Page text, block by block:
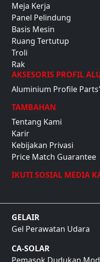
Meja Kerja
Panel Pelindung
Basis Mesin
Ruang Tertutup
Troli
Rak
AKSESORIS PROFIL
Aluminium Profile
TAMBAHAN
Tentang Kami
Karir
Kebijakan Privasi
Price Match Guarantee
IKUTI SOSIAL MEDIA
GELAIR
Gel Perawatan Udara
CA-SOLAR